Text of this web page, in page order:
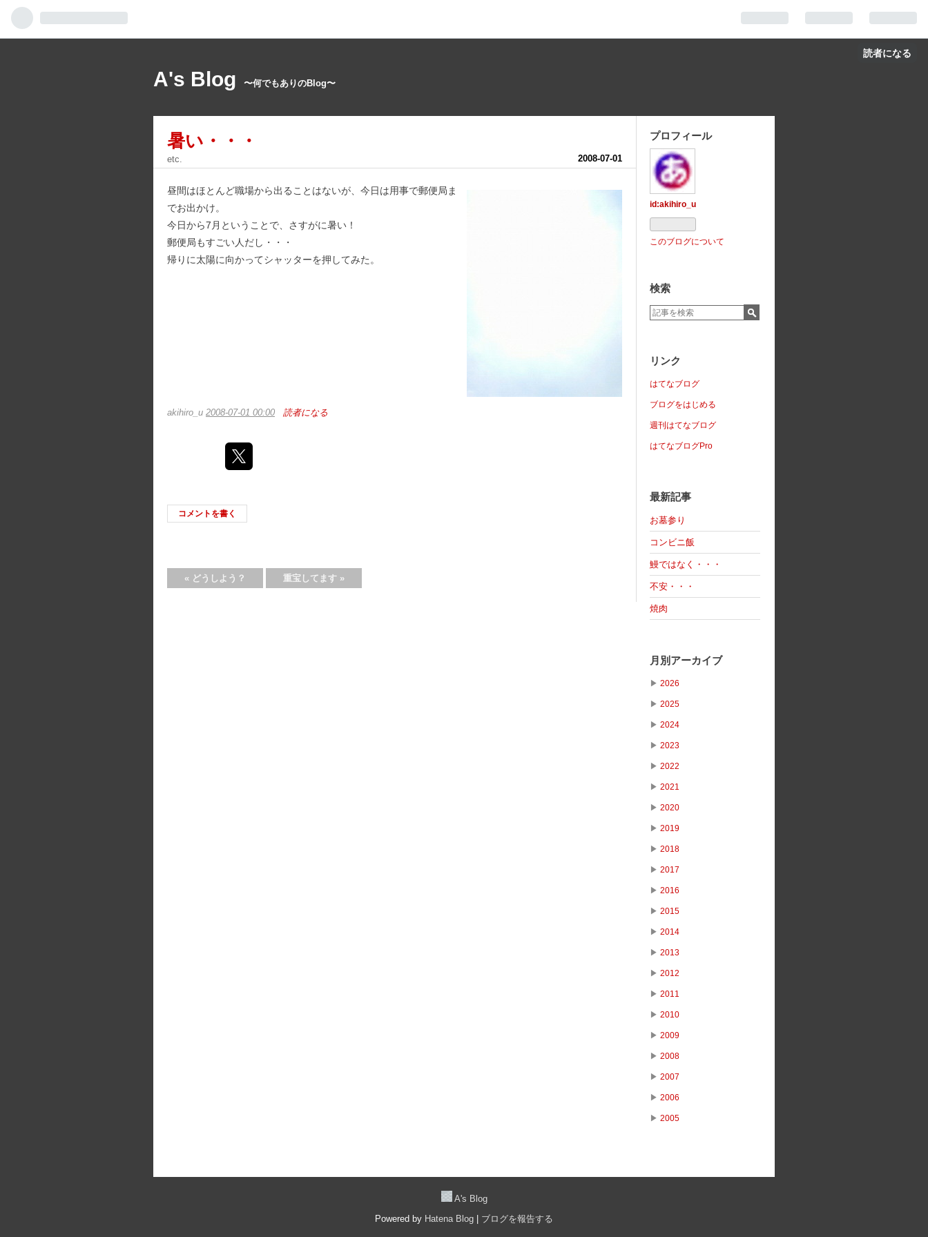
読者になる
A's Blog 〜何でもありのBlog〜
2008-07-01
暑い・・・
etc.
昼間はほとんど職場から出ることはないが、今日は用事で郵便局ま
でお出かけ。
今日から7月ということで、さすがに暑い！
郵便局もすごい人だし・・・
帰りに太陽に向かってシャッターを押してみた。
akihiro_u 2008-07-01 00:00 読者になる
コメントを書く
« どうしよう？ 重宝してます »
プロフィール
id:akihiro_u
このブログについて
検索
リンク
はてなブログ
ブログをはじめる
週刊はてなブログ
はてなブログPro
最新記事
お墓参り
コンビニ飯
鰻ではなく・・・
不安・・・
焼肉
月別アーカイブ
▶ 2026
▶ 2025
▶ 2024
▶ 2023
▶ 2022
▶ 2021
▶ 2020
▶ 2019
▶ 2018
▶ 2017
▶ 2016
▶ 2015
▶ 2014
▶ 2013
▶ 2012
▶ 2011
▶ 2010
▶ 2009
▶ 2008
▶ 2007
▶ 2006
▶ 2005
A's Blog
Powered by Hatena Blog ブログを報告する